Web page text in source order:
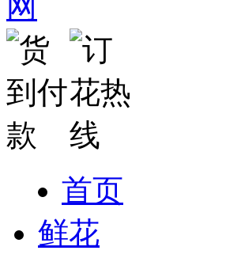
首页
鲜花